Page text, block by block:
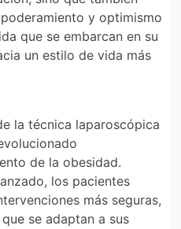
y optimismo
que se embarcan en su
un estilo de vida más
la técnica laparoscópica
de la obesidad.
los pacientes
más seguras,
se adaptan a sus